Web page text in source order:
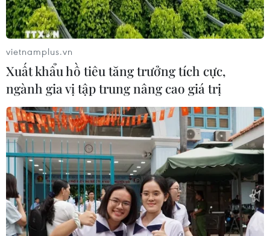
Bắc Ninh: Cho phép nhiều cơ sở kinh
doanh dịch vụ mở cửa trở lại
19/09/2021 15:03
Tối 19/9, Phó Trưởng ban Thường trực BCĐ phòng,
chống dịch tỉnh Bắc Ninh Vương Quốc Tuấn ký văn bản
quyết định thực hiện các biện pháp phòng, chống dịch
COVID-19 trong trạng thái bình thường mới.
vietnamplus.vn
Xuất khẩu hồ tiêu tăng trưởng tích cực,
ngành gia vị tập trung nâng cao giá trị